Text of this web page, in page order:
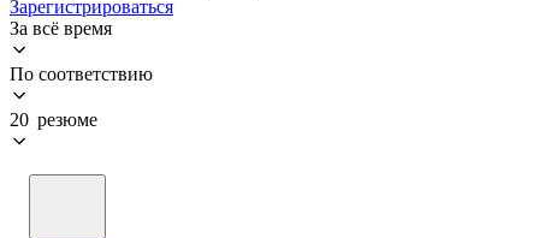
Зарегистрироваться
За всё время
По соответствию
20 резюме